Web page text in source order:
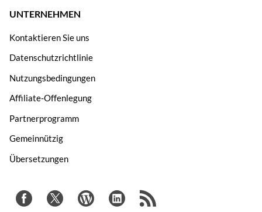
UNTERNEHMEN
Kontaktieren Sie uns
Datenschutzrichtlinie
Nutzungsbedingungen
Affiliate-Offenlegung
Partnerprogramm
Gemeinnützig
Übersetzungen